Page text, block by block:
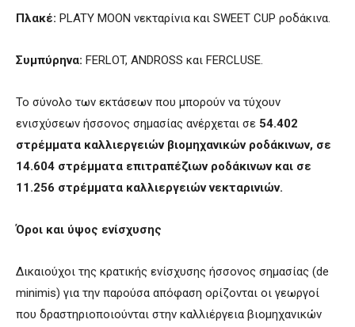
Πλακέ: PLATY MOON νεκταρίνια και SWEET CUP ροδάκινα.
Συμπύρηνα: FERLOT, ANDROSS και FERCLUSE.
Το σύνολο των εκτάσεων που μπορούν να τύχουν
ενισχύσεων ήσσονος σημασίας ανέρχεται σε 54.402
στρέμματα καλλιεργειών βιομηχανικών ροδάκινων, σε
14.604 στρέμματα επιτραπέζιων ροδάκινων και σε
11.256 στρέμματα καλλιεργειών νεκταρινιών.
Όροι και ύψος ενίσχυσης
Δικαιούχοι της κρατικής ενίσχυσης ήσσονος σημασίας (de
minimis) για την παρούσα απόφαση ορίζονται οι γεωργοί
που δραστηριοποιούνται στην καλλιέργεια βιομηχανικών